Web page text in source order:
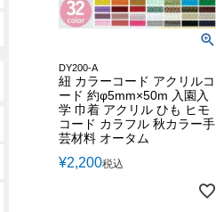
DY200-A
紐 カラーコード アクリルコ
ード 約φ5mm×50m 入園入
学 巾着 アクリル ひも ヒモ
コード カラフル 秋カラー手
芸材料 オータム
¥2,200税込